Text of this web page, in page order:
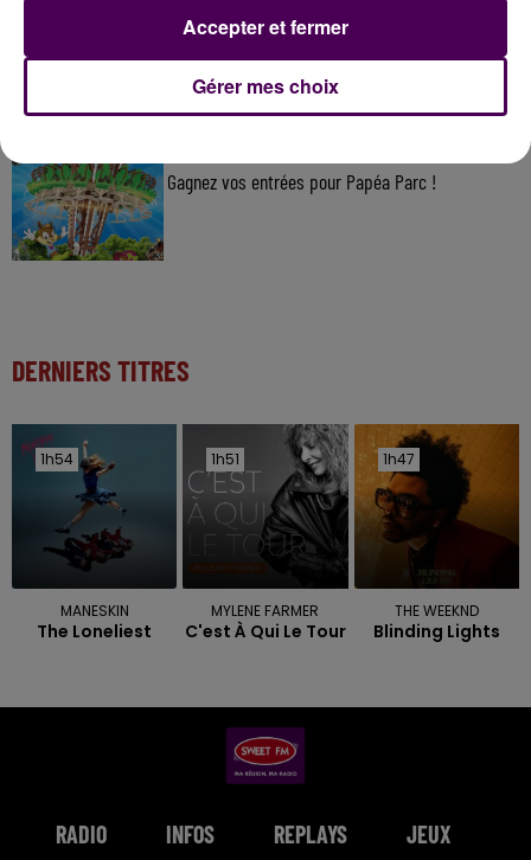
11 juillet 2026
Inscrivez-vous au casting The Voice & The Voice
Kids !
7 août 2026
Gagnez vos entrées pour Papéa Parc !
DERNIERS TITRES
1h54
1h54
MANESKIN
The Loneliest
1h51
1h51
MYLENE FARMER
C'est À Qui Le Tour
1h47
1h47
THE WEEKND
Blinding Lights
RADIO INFOS REPLAYS JEUX
Gérer mes choix
Accepter et fermer